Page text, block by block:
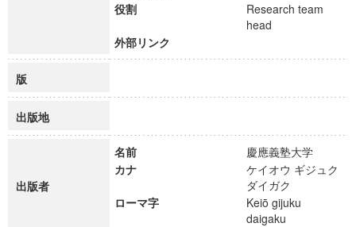
役割
Research team
head
外部リンク
版
出版地
出版者
名前
慶應義塾大学
カナ
ケイオウ ギジュク
ダイガク
ローマ字
Keiō gijuku
daigaku